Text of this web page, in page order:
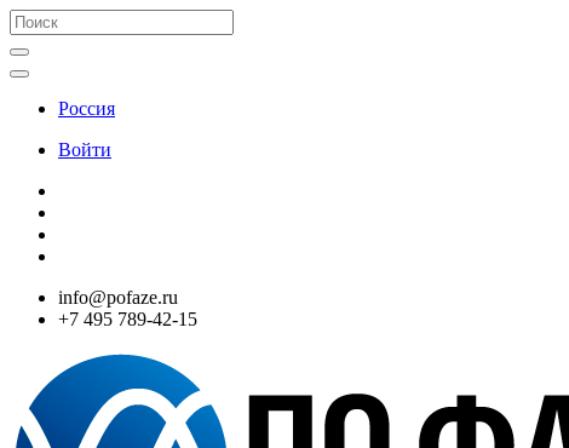
Россия
Войти
info@pofaze.ru
+7 495 789-42-15